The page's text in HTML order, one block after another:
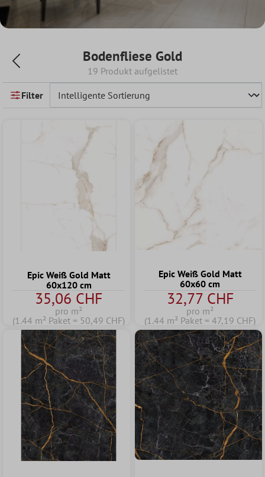
Bodenfliese Gold
19 Produkt aufgelistet
Filter
Epic Weiß Gold Matt
60x120 cm
35,06 CHF
pro m²
(1.44 m² Paket = 50,49 CHF)
Epic Weiß Gold Matt
60x60 cm
32,77 CHF
pro m²
(1.44 m² Paket = 47,19 CHF)